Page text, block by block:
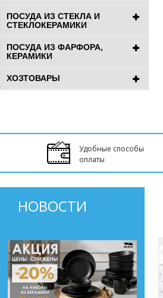
ПОСУДА ИЗ СТЕКЛА И
СТЕКЛОКЕРАМИКИ
ПОСУДА ИЗ ФАРФОРА,
КЕРАМИКИ
ХОЗТОВАРЫ
Удобные способы
оплаты
НОВОСТИ